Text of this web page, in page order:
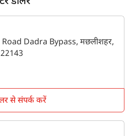
Dadra Bypass, मछलीशहर,
से संपर्क करें